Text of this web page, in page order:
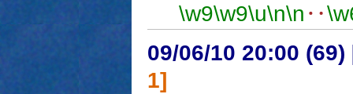
\w9\w9\u\n\n ‥
09/06/10 20:00 (69)
1]